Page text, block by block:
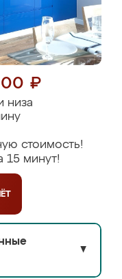
₽
низа
стоимость!
15 минут!
▼